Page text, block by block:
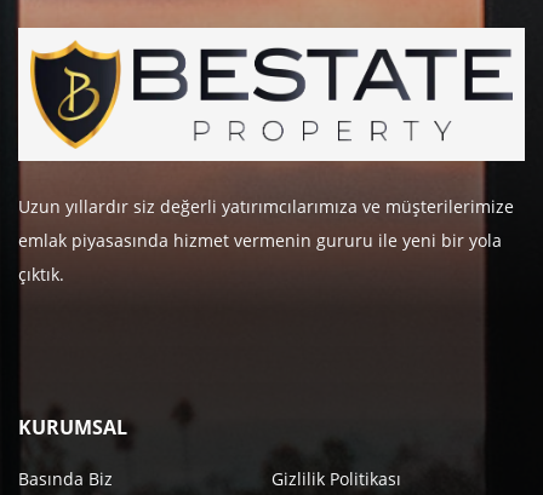
Uzun yıllardır siz değerli yatırımcılarımıza ve müşterilerimize
emlak piyasasında hizmet vermenin gururu ile yeni bir yola
çıktık.
KURUMSAL
Basında Biz
Gizlilik Politikası